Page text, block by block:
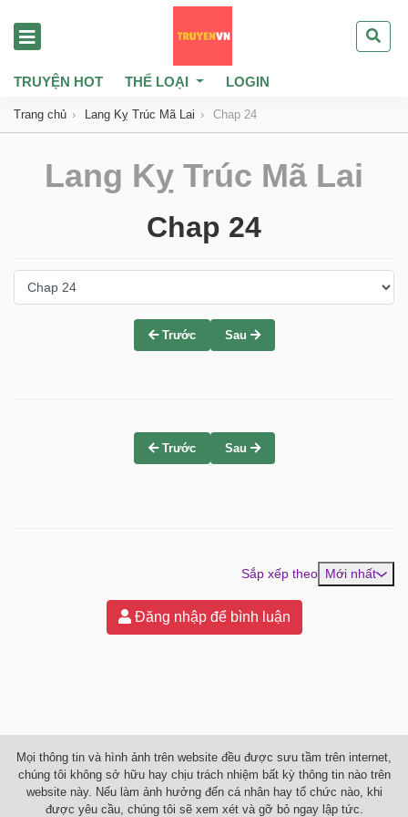
TRUYỆN HOT THỂ LOẠI LOGIN
Trang chủ Lang Kỵ Trúc Mã Lai Chap 24
Lang Kỵ Trúc Mã Lai
Chap 24
Trước Sau
Trước Sau
Sắp xếp theo Mới nhất
Đăng nhập để bình luận
Mọi thông tin và hình ảnh trên website đều được sưu tầm trên internet,
chúng tôi không sở hữu hay chịu trách nhiệm bất kỳ thông tin nào trên
website này. Nếu làm ảnh hưởng đến cá nhân hay tổ chức nào, khi
được yêu cầu, chúng tôi sẽ xem xét và gỡ bỏ ngay lập tức.